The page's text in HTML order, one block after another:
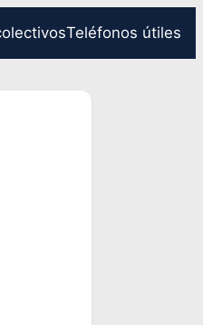
Teléfonos útiles